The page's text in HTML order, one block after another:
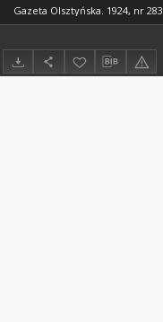
Gazeta Olsztyńska. 1924, nr 283